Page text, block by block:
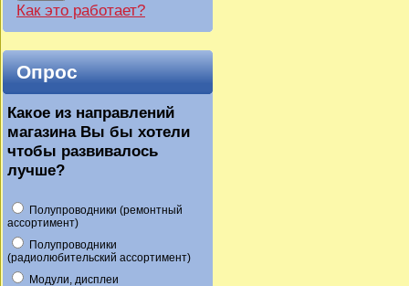
Как это работает?
Опрос
Какое из направлений
магазина Вы бы хотели
чтобы развивалось
лучше?
Полупроводники (ремонтный
ассортимент)
Полупроводники
(радиолюбительский ассортимент)
Модули, дисплеи